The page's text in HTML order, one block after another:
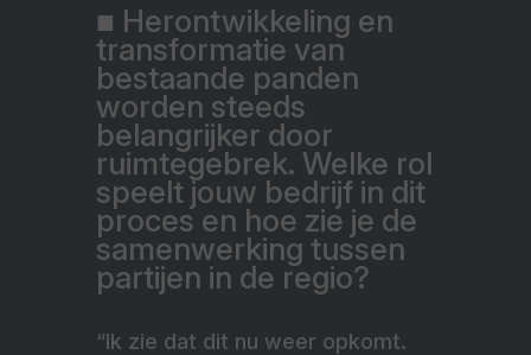
■ Herontwikkeling en
transformatie van
bestaande panden
worden steeds
belangrijker door
ruimtegebrek. Welke rol
speelt jouw bedrijf in dit
proces en hoe zie je de
samenwerking tussen
partijen in de regio?
“Ik zie dat dit nu weer opkomt.